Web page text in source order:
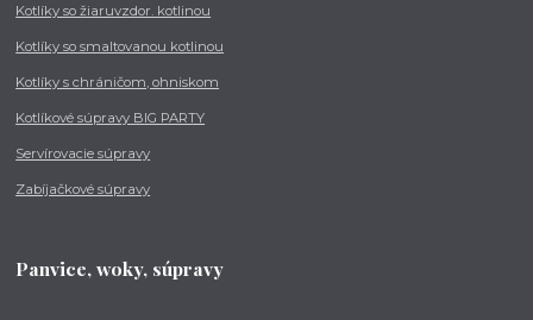
Kotlíky so žiaruvzdor. kotlinou
Kotlíky so smaltovanou kotlinou
Kotlíky s chráničom, ohniskom
Kotlíkové súpravy BIG PARTY
Servírovacie súpravy
Zabíjačkové súpravy
Panvice, woky, súpravy